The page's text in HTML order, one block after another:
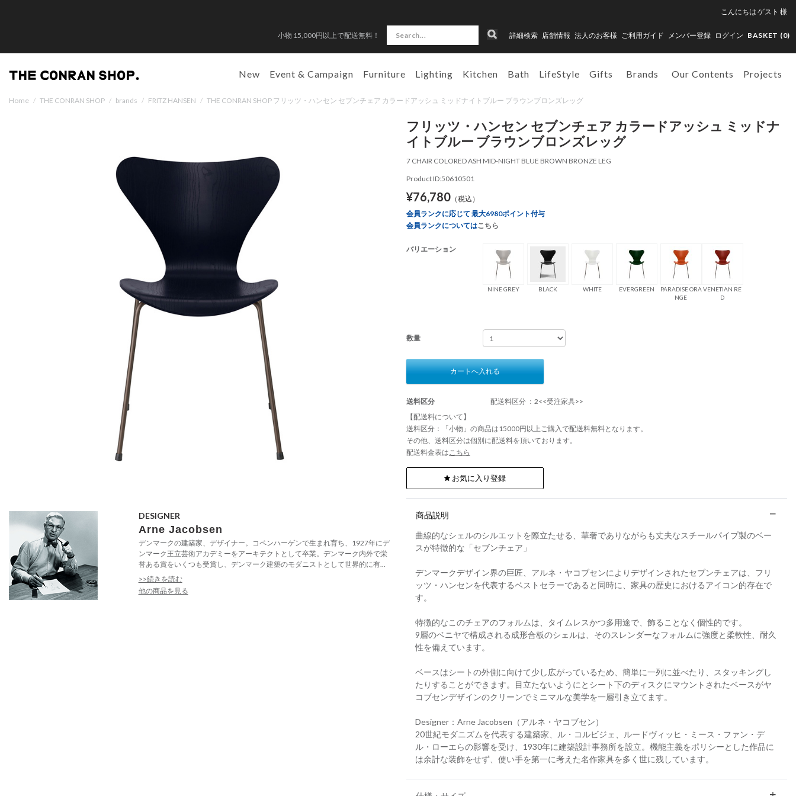
こんにちは ゲスト 様
小物 15,000円以上で配送無料！ 詳細検索 店舗情報 法人のお客様 ご利用ガイド メンバー登録 ログイン BASKET (0)
New Event & Campaign Furniture Lighting Kitchen Bath LifeStyle Gifts Brands Our Contents Projects
Home / THE CONRAN SHOP / brands / FRITZ HANSEN / THE CONRAN SHOP フリッツ・ハンセン セブンチェア カラードアッシュ ミッドナイトブルー ブラウンブロンズレッグ
DESIGNER
Arne Jacobsen
デンマークの建築家、デザイナー。コペンハーゲンで生まれ育ち、1927年にデ
ンマーク王立芸術アカデミーをアーキテクトとして卒業。デンマーク内外で栄
誉ある賞をいくつも受賞し、デンマーク建築のモダニストとして世界的に有...
>>続きを読む
他の商品を見る
フリッツ・ハンセン セブンチェア カラードアッシュ ミッドナ
イトブルー ブラウンブロンズレッグ
7 CHAIR COLORED ASH MID-NIGHT BLUE BROWN BRONZE LEG
Product ID:50610501
¥76,780（税込）
会員ランクに応じて 最大6980ポイント付与
会員ランクについてはこちら
バリエーション
NINE GREY BLACK WHITE EVERGREEN
PARADISE ORA
NGE
VENETIAN RE
D
数量
カートへ入れる
送料区分
配送料区分 ：2<<受注家具>>
【配送料について】
送料区分：「小物」の商品は15000円以上ご購入で配送料無料となります。
その他、送料区分は個別に配送料を頂いております。
配送料金表はこちら
お気に入り登録
商品説明
曲線的なシェルのシルエットを際立たせる、華奢でありながらも丈夫なスチールパイプ製のベー
スが特徴的な「セブンチェア」
デンマークデザイン界の巨匠、アルネ・ヤコブセンによりデザインされたセブンチェアは、フリ
ッツ・ハンセンを代表するベストセラーであると同時に、家具の歴史におけるアイコン的存在で
す。
特徴的なこのチェアのフォルムは、タイムレスかつ多用途で、飾ることなく個性的です。
9層のベニヤで構成される成形合板のシェルは、そのスレンダーなフォルムに強度と柔軟性、耐久
性を備えています。
ベースはシートの外側に向けて少し広がっているため、簡単に一列に並べたり、スタッキングし
たりすることができます。目立たないようにとシート下のディスクにマウントされたベースがヤ
コブセンデザインのクリーンでミニマルな美学を一層引き立てます。
Designer：Arne Jacobsen（アルネ・ヤコブセン）
20世紀モダニズムを代表する建築家、ル・コルビジェ、ルードヴィッヒ・ミース・ファン・デ
ル・ローエらの影響を受け、1930年に建築設計事務所を設立。機能主義をポリシーとした作品に
は余計な装飾をせず、使い手を第一に考えた名作家具を多く世に残しています。